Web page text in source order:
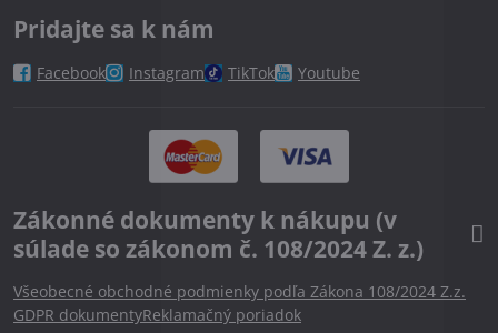
Pridajte sa k nám
Facebook Instagram TikTok Youtube
Zákonné dokumenty k nákupu (v
súlade so zákonom č. 108/2024 Z. z.)
Všeobecné obchodné podmienky podľa Zákona 108/2024 Z.z.
GDPR dokumentyReklamačný poriadok